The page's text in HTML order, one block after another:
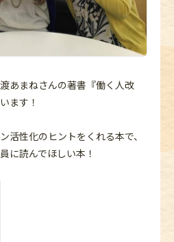
あまねさんの著書『働く人改
ます！
活性化のヒントをくれる本で、
に読んでほしい本！